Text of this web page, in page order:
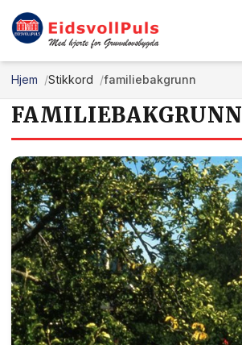
Hjem Stikkord familiebakgrunn
FAMILIEBAKGRUNN